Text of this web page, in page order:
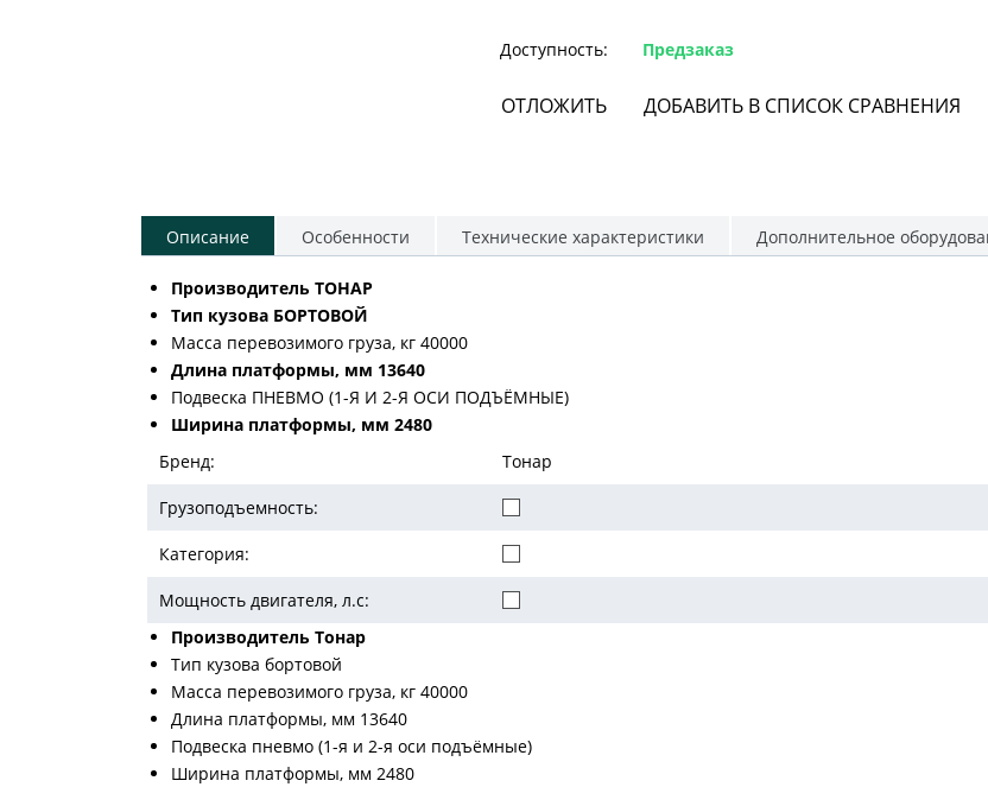
Доступность: Предзаказ
ОТЛОЖИТЬ ДОБАВИТЬ В СПИСОК СРАВНЕНИЯ
Описание Особенности Технические характеристики Дополнительное
Производитель ТОНАР
Тип кузова БОРТОВОЙ
Масса перевозимого груза, кг 40000
Длина платформы, мм 13640
Подвеска ПНЕВМО (1-Я И 2-Я ОСИ ПОДЪЁМНЫЕ)
Ширина платформы, мм 2480
Бренд:
Тонар
Грузоподъемность:
Категория:
Мощность двигателя, л.с:
Производитель Тонар
Тип кузова бортовой
Масса перевозимого груза, кг 40000
Длина платформы, мм 13640
Подвеска пневмо (1-я и 2-я оси подъёмные)
Ширина платформы, мм 2480